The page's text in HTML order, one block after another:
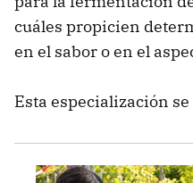
cuáles propicien
en el sabor o en el
Esta especialización